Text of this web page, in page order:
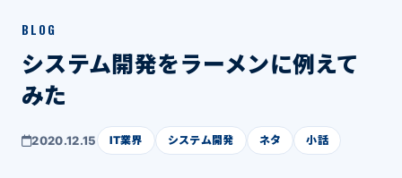
BLOG
システム開発をラーメンに例えて
みた
2020.12.15 IT業界 システム開発 ネタ 小話